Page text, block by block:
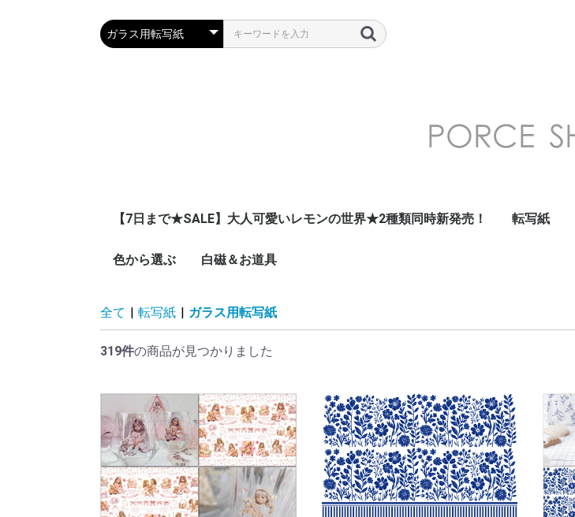
【7日まで★SALE】大人可愛いレモンの世界★2種類同時新発売！ 転写紙
色から選ぶ 白磁＆お道具
全て | 転写紙 | ガラス用転写紙
319件の商品が見つかりました